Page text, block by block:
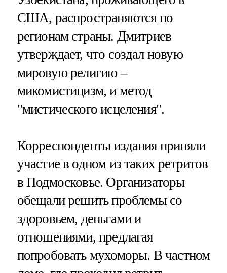
США, распространяются по
регионам страны. Дмитриев
утверждает, что создал новую
мировую религию –
микомистицизм, и метод
"мистического исцеления".
Корреспонденты издания приняли
участие в одном из таких ретритов
в Подмосковье. Организаторы
обещали решить проблемы со
здоровьем, деньгами и
отношениями, предлагая
попробовать мухоморы. В частном